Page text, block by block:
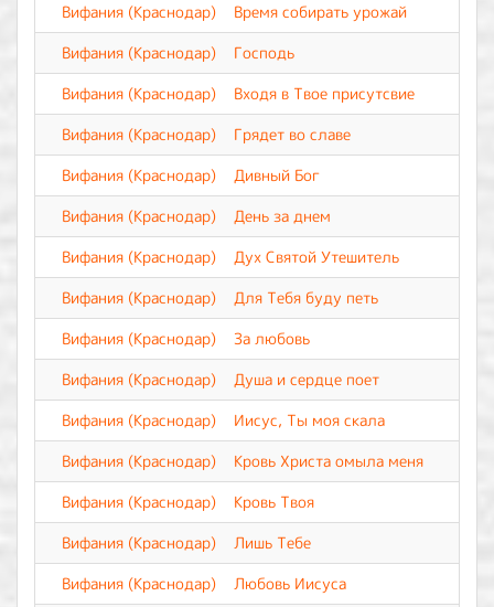
Вифания (Краснодар)
Время собирать урожай
Вифания (Краснодар)
Господь
Вифания (Краснодар)
Входя в Твое присутсвие
Вифания (Краснодар)
Грядет во славе
Вифания (Краснодар)
Дивный Бог
Вифания (Краснодар)
День за днем
Вифания (Краснодар)
Дух Святой Утешитель
Вифания (Краснодар)
Для Тебя буду петь
Вифания (Краснодар)
За любовь
Вифания (Краснодар)
Душа и сердце поет
Вифания (Краснодар)
Иисус, Ты моя скала
Вифания (Краснодар)
Кровь Христа омыла меня
Вифания (Краснодар)
Кровь Твоя
Вифания (Краснодар)
Лишь Тебе
Вифания (Краснодар)
Любовь Иисуса